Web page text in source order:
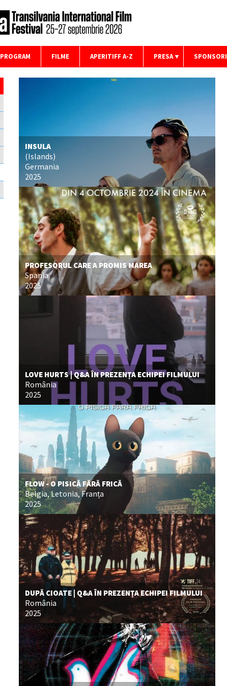
PROGRAM FILME APERITIFF A-Z PRESA SPONSORI
INSULA
(Islands)
Germania
2025
PROFESORUL CARE A PROMIS MAREA
Spania
2025
LOVE HURTS | Q&A ÎN PREZENȚA ECHIPEI FILMULUI
România
2025
FLOW - O PISICĂ FĂRĂ FRICĂ
Belgia, Letonia, Franța
2025
DUPĂ CIOATE | Q&A ÎN PREZENȚA ECHIPEI FILMULUI
România
2025